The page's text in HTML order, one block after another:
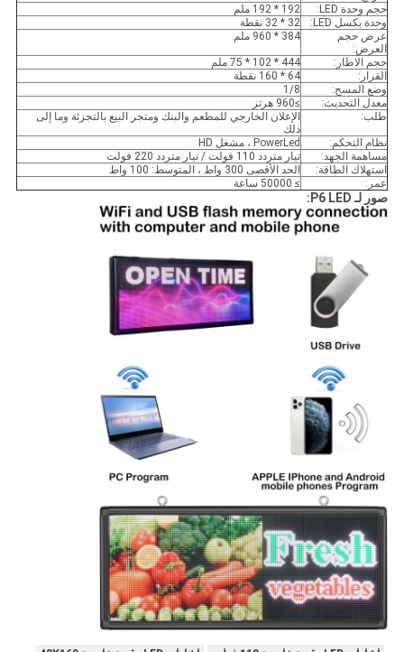
حجم وحدة LED:
192 * 192 ملم
وحدة بكسل LED:
32 * 32 نقطة
عرض حجم
العرض:
384 * 960 ملم
حجم الاطار:
444 * 102 * 75 ملم
القرار:
64 * 160 نقطة
وضع المسح:
1/8
معدل التحديث:
≥960 هرتز
طلب:
الإعلان الخارجي للمطعم والبنك ومتجر البيع بالتجزئة وما إلى
ذلك
نظام التحكم:
PowerLed ، مشغل HD
مساهمة الجهد:
تيار متردد 110 فولت / تيار متردد 220 فولت
استهلاك الطاقة:
الحد الأقصى 300 واط ، المتوسط: 100 واط
عمر:
≥ 50000 ساعة
صور لـ P6 LED: